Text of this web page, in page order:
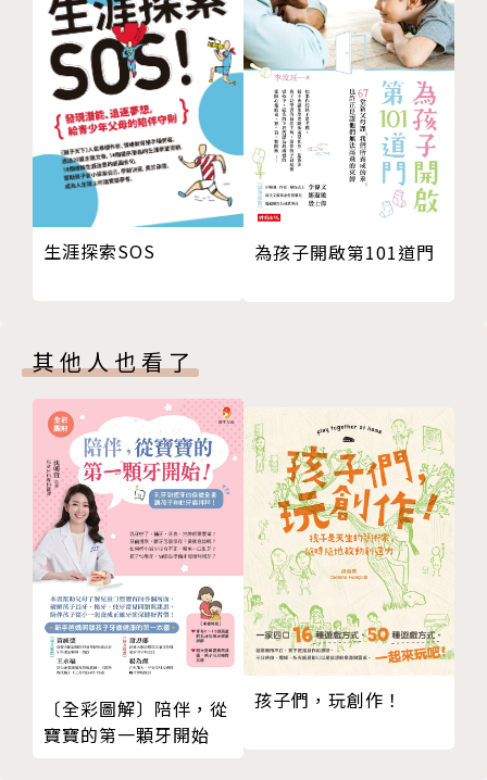
我都照做了，為什麼獎懲無效？
診斷無效獎懲模式的5個準則
１獎賞已經太飽足了
例如，每週給孩子300元零用錢，準時起床只有10元獎
金，那孩子根本不會被吸引。
[配方] 提高任務獎金，零用錢都得靠孩子自己賺
玩。獎勵夠吸引人，但是目標太遠大。
[配方]及時獎勵，孩子努力有感，才願意繼續拚
３沒有確實執行獎懲規則
例如，孩子大哭大鬧、耍賴撒嬌，父母覺得可憐可愛而
難堅持、暫不罰。這也凸顯父母缺乏權威。
[配方] 一切都照著規則走，久而久之孩子就會懂
４獎懲的規則被人破壞了
例如，父母想要照規則走，祖父祖母卻出身阻擋，或
者，孩子表現雖差，卻有人私下給他禮物。
[配方] 大人要先講好，避免孩子不把規則當回事
５父母花費的心思不夠多
09 親子之間最好保有「界限」？溺愛讓孩子遺失面對
問題的能力
10 到底是愛孩子，還是害孩子？沒有智慧的愛，其實
是一種傷害
11 孩子的IQ與EQ哪個比較重要？EQ的好與壞，關乎
孩子未來成敗
12 孩子的EQ怎麼教都教不好嗎？紮實付出心力，才能
提升孩子EQ
13 擁有比人多，卻不一定快樂？教孩子分享，他的人
孩子願意分享
15 智力測驗測的是「假智力」？生活問題測到的才是
「真智力」
16 智能發展慢，是因為沒開竅？正視，才能及早幫孩
子規畫未來
Part B 用錢獎勵孩子，太好了?!
01 光講道理、不獎勵，孩子講得通嗎？過度理想的模
式，反讓親子更挫折
02 不符現實的實驗卻被奉為教養圭臬？理想的模式難
適用於不理想的人性
03 父母有義務無條件給孩子零用錢嗎？賺來的零用
04 不小不大的缺點要怎麼幫孩子導正？賺錢，加強孩
子想要改變的動機
生涯探索SOS 為孩子開啟第101道門
其他人也看了
〔全彩圖解〕陪伴，從
寶寶的第一顆牙開始
孩子們，玩創作！